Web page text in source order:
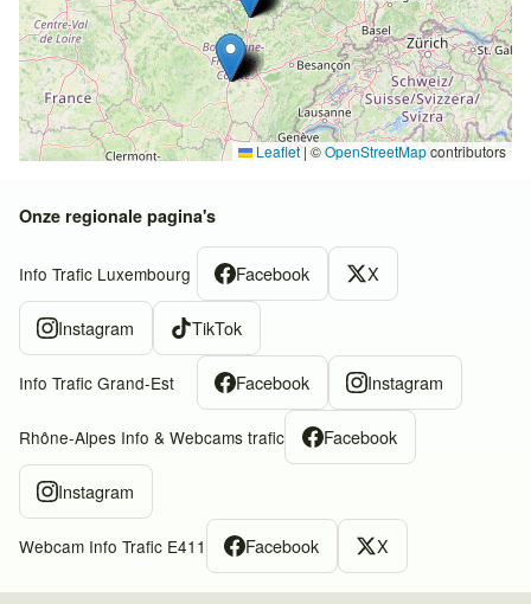
Leaflet | ©OpenStreetMapcontributors
Onze regionale pagina's
Info Trafic Luxembourg Facebook X
Instagram TikTok
Info Trafic Grand-Est Facebook Instagram
Rhône-Alpes Info & Webcams trafic Facebook
Instagram
Webcam Info Trafic E411 Facebook X